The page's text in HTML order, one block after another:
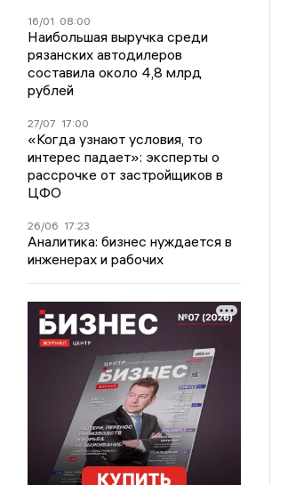
16/01 08:00
Наибольшая выручка среди
рязанских автодилеров
составила около 4,8 млрд
рублей
27/07 17:00
«Когда узнают условия, то
интерес падает»: эксперты о
рассрочке от застройщиков в
ЦФО
26/06 17:23
Аналитика: бизнес нуждается в
инженерах и рабочих